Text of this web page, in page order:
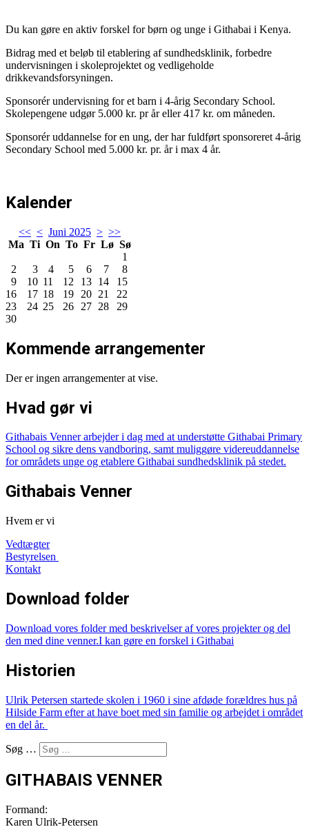
Du kan gøre en aktiv forskel for børn og unge i Githabai i Kenya.
Bidrag med et beløb til etablering af sundhedsklinik, forbedre
undervisningen i skoleprojektet og vedligeholde
drikkevandsforsyningen.
Sponsorér undervisning for et barn i 4-årig Secondary School.
Skolepengene udgør 5.000 kr. pr år eller 417 kr. om måneden.
Sponsorér uddannelse for en ung, der har fuldført sponsoreret 4-årig
Secondary School med 5.000 kr. pr. år i max 4 år.
Kalender
<< < Juni 2025 > >>
Ma Ti On To Fr Lø Sø
1
2
3 4 5 6 7
8
9
10 11 12 13 14
15
16
17 18 19 20 21
22
23
24 25 26 27 28
29
30
Kommende arrangementer
Der er ingen arrangementer at vise.
Hvad gør vi
Githabais Venner arbejder i dag med at understøtte Githabai Primary
School og sikre dens vandboring, samt muliggøre videreuddannelse
for områdets unge og etablere Githabai sundhedsklinik på stedet.
Githabais Venner
Hvem er vi
Vedtægter
Bestyrelsen
Kontakt
Download folder
Download vores folder med beskrivelser af vores projekterog del
den med dine venner.I kan gøre en forskel i Githabai
Historien
Ulrik Petersen startede skolen i 1960 i sine afdøde forældres hus på
Hilside Farm efter at have boet med sin familie og arbejdet i området
en del år.
Søg …
GITHABAIS VENNER
Formand:
Karen Ulrik-Petersen